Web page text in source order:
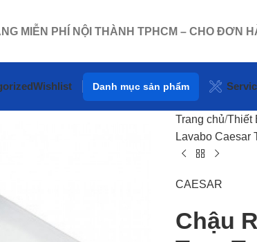
MIỄN PHÍ NỘI THÀNH TPHCM – CHO ĐƠN
Wishlist Danh mục sản phẩm
Trang chủ Thiết
Lavabo Caesar
CAESAR
Chậu